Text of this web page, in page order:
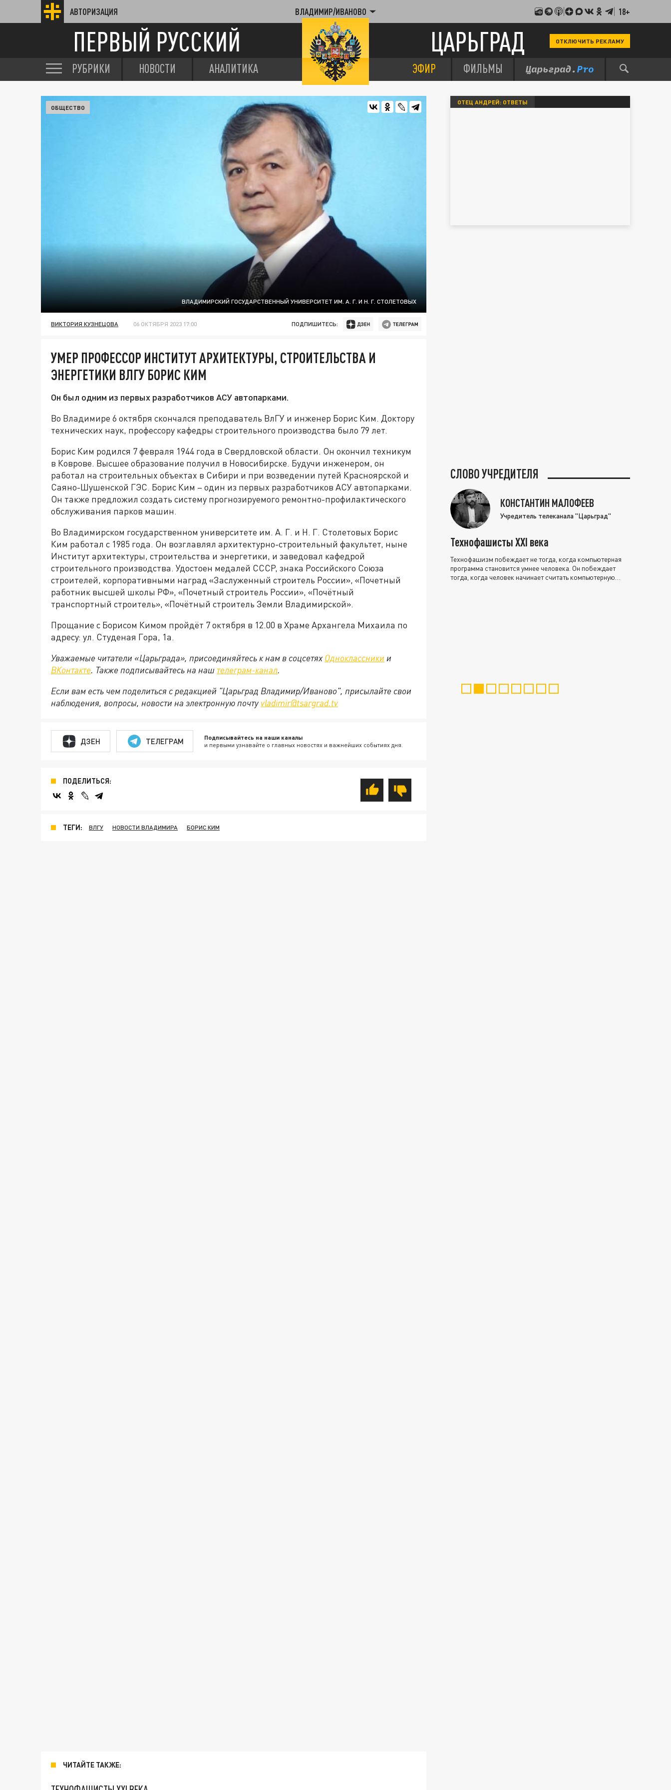
АВТОРИЗАЦИЯ ВЛАДИМИР/ИВАНОВО 18+
ПЕРВЫЙ РУССКИЙ ЦАРЬГРАД ОТКЛЮЧИТЬ РЕКЛАМУ
РУБРИКИ НОВОСТИ АНАЛИТИКА ЭФИР ФИЛЬМЫ
ВЛАДИМИРСКИЙ ГОСУДАРСТВЕННЫЙ УНИВЕРСИТЕТ ИМ. А. Г. И Н. Г. СТОЛЕТОВЫХ
ОБЩЕСТВО
ВИКТОРИЯ КУЗНЕЦОВА 06 ОКТЯБРЯ 2023 17:00 ПОДПИШИТЕСЬ:
УМЕР ПРОФЕССОР ИНСТИТУТ АРХИТЕКТУРЫ, СТРОИТЕЛЬСТВА И
ЭНЕРГЕТИКИ ВЛГУ БОРИС КИМ
Он был одним из первых разработчиков АСУ автопарками.
Во Владимире 6 октября скончался преподаватель ВлГУ и инженер Борис Ким. Доктору
технических наук, профессору кафедры строительного производства было 79 лет.
Борис Ким родился 7 февраля 1944 года в Свердловской области. Он окончил техникум
в Коврове. Высшее образование получил в Новосибирске. Будучи инженером, он
работал на строительных объектах в Сибири и при возведении путей Красноярской и
Саяно-Шушенской ГЭС. Борис Ким – один из первых разработчиков АСУ автопарками.
Он также предложил создать систему прогнозируемого ремонтно-профилактического
обслуживания парков машин.
Во Владимирском государственном университете им. А. Г. и Н. Г. Столетовых Борис
Ким работал с 1985 года. Он возглавлял архитектурно-строительный факультет, ныне
Институт архитектуры, строительства и энергетики, и заведовал кафедрой
строительного производства. Удостоен медалей СССР, знака Российского Союза
строителей, корпоративными наград «Заслуженный строитель России», «Почетный
работник высшей школы РФ», «Почетный строитель России», «Почётный
транспортный строитель», «Почётный строитель Земли Владимирской».
Прощание с Борисом Кимом пройдёт 7 октября в 12.00 в Храме Архангела Михаила по
адресу: ул. Студеная Гора, 1а.
Уважаемые читатели «Царьграда», присоединяйтесь к нам в соцсетях Одноклассники и
ВКонтакте. Также подписывайтесь на наш телеграм-канал.
Если вам есть чем поделиться с редакцией "Царьград Владимир/Иваново", присылайте свои
наблюдения, вопросы, новости на электронную почту vladimir@tsargrad.tv
ДЗЕН ТЕЛЕГРАМ Подписывайтесь на наши каналы
и первыми узнавайте о главных новостях и важнейших событиях дня.
ПОДЕЛИТЬСЯ:
ТЕГИ: ВЛГУ НОВОСТИ ВЛАДИМИРА БОРИС КИМ
ЧИТАЙТЕ ТАКЖЕ:
ОТЕЦ АНДРЕЙ: ОТВЕТЫ
СЛОВО УЧРЕДИТЕЛЯ
КОНСТАНТИН МАЛОФЕЕВ
Учредитель телеканала "Царьград"
Технофашисты XXI века
Технофашизм побеждает не тогда, когда компьютерная
программа становится умнее человека. Он побеждает
тогда, когда человек начинает считать компьютерную